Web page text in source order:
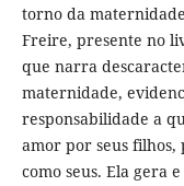
torno da
Freire, presente no
que narra
maternidade,
responsabilidade a
amor por seus filhos,
como seus. Ela gera